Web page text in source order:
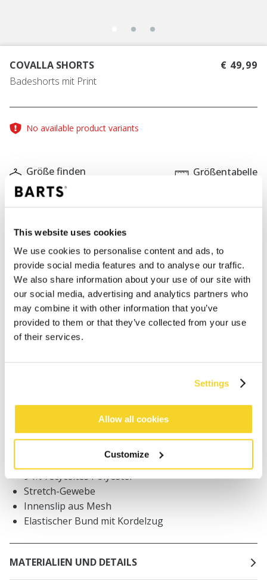
This website uses cookies
We use cookies to personalise content and ads, to
provide social media features and to analyse our traffic.
We also share information about your use of our site with
our social media, advertising and analytics partners who
may combine it with other information that you’ve
provided to them or that they’ve collected from your use
of their services.
Settings
Allow all cookies
Customize
COVALLA SHORTS
Badeshorts mit Print
€ 49,99
No available product variants
Größe finden Größentabelle
IN DEN WARENKORB
Bestellungen, die vor 12 Uhr MEZ (Montag bis
Freitag) bei uns eingehen, werden noch am selben
Tag versandt
BESCHREIBUNG
Badeshorts mit 2-farbigem Blattprint
94% recyceltes Polyester
Stretch-Gewebe
Innenslip aus Mesh
Elastischer Bund mit Kordelzug
MATERIALIEN UND DETAILS